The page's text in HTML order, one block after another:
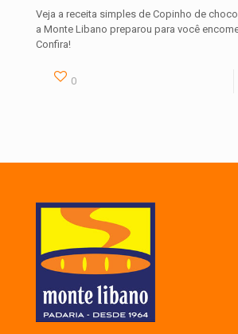
Veja a receita simples de Copinho de
a Monte Libano preparou para você
Confira!
0